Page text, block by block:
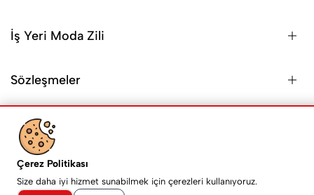
İş Yeri Moda Zili
Sözleşmeler
Çerez Politikası
Size daha iyi hizmet sunabilmek için çerezleri kullanıyoruz.